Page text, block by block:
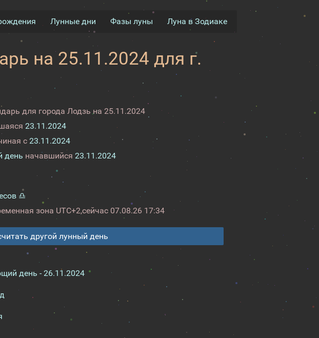
Лунные дни Фазы луны Луна в Зодиаке
на 25.11.2024 для г.
для города Лодзь на 25.11.2024
23.11.2024
с 23.11.2024
день начавшийся 23.11.2024
♎
зона UTC+2,сейчас 07.08.26 17:34
другой лунный день
день - 26.11.2024